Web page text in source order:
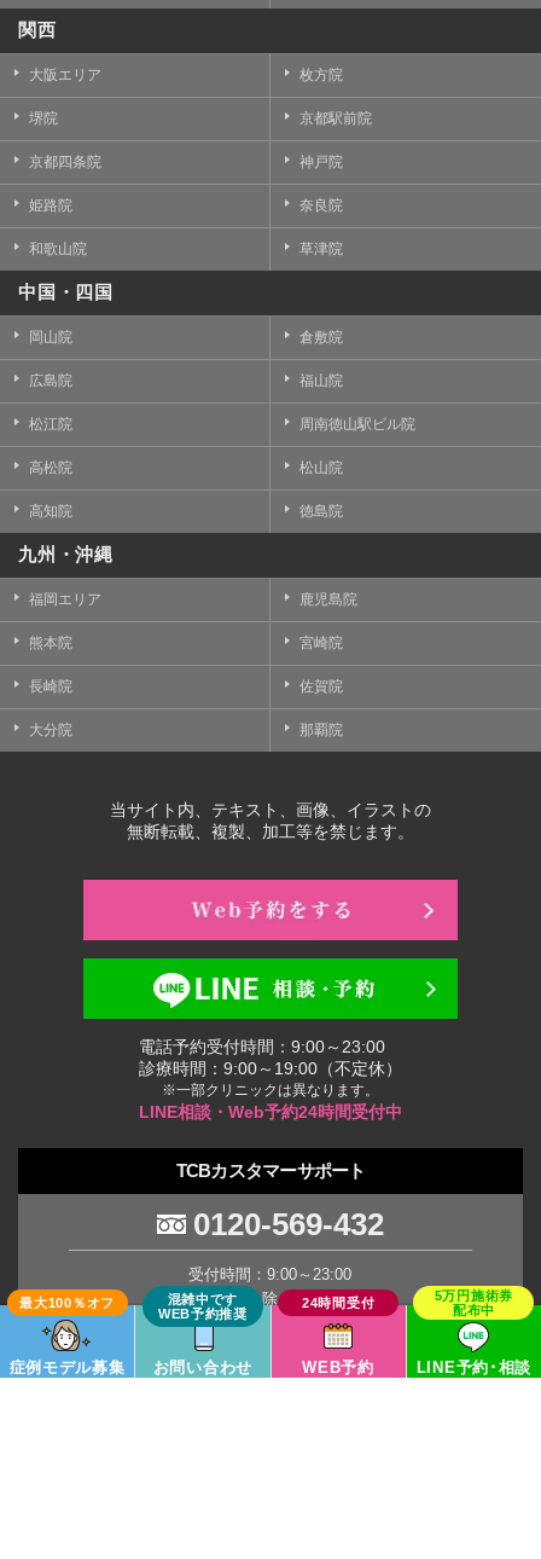
関西
大阪エリア 枚方院
堺院 京都駅前院
京都四条院 神戸院
姫路院 奈良院
和歌山院 草津院
中国・四国
岡山院 倉敷院
広島院 福山院
松江院 周南徳山駅ビル院
高松院 松山院
高知院 徳島院
九州・沖縄
福岡エリア 鹿児島院
熊本院 宮崎院
長崎院 佐賀院
大分院 那覇院
当サイト内、テキスト、画像、イラストの
無断転載、複製、加工等を禁じます。
電話予約受付時間：9:00～23:00
診療時間：9:00～19:00（不定休）
※一部クリニックは異なります。
LINE相談・Web予約24時間受付中
TCBカスタマーサポート
0120-569-432
受付時間：9:00～23:00
(年末年始を除く土日祝日)
※臨時休業の場合がございます。
症例モデル募集 お問い合わせ WEB予約 LINE予約･相談